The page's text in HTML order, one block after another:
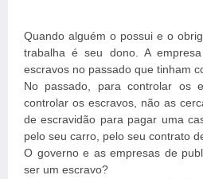
Quando alguém o possui e o
trabalha é seu dono. A
escravos no passado que tinham
No passado, para controlar os
controlar os escravos, não as
de escravidão para pagar uma
pelo seu carro, pelo seu contrato
O governo e as empresas de
ser um escravo?